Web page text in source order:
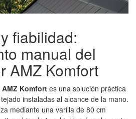
fiabilidad:
manual del
AMZ Komfort
Komfort es una solución práctica
instaladas al alcance de la mano.
mediante una varilla de 80 cm